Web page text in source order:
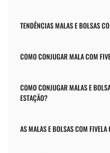
TENDÊNCIAS MALAS E BOLSAS
COMO CONJUGAR MALA COM
COMO CONJUGAR MALAS E
ESTAÇÃO?
AS MALAS E BOLSAS COM